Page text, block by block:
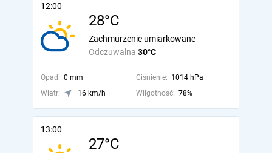
12:00
28°C
Odczuwalna 30°C
Zachmurzenie umiarkowane
Opad: 0 mm Ciśnienie: 1014 hPa
Wiatr:
16 km/h Wilgotność: 78%
13:00
27°C